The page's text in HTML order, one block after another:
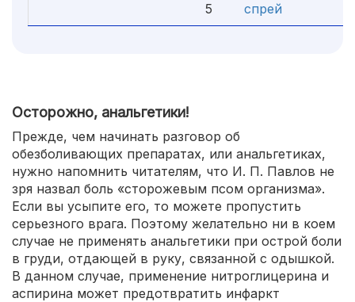
5
спрей
Осторожно, анальгетики!
Прежде, чем начинать разговор об
обезболивающих препаратах, или анальгетиках,
нужно напомнить читателям, что И. П. Павлов не
зря назвал боль «сторожевым псом организма».
Если вы усыпите его, то можете пропустить
серьезного врага. Поэтому желательно ни в коем
случае не применять анальгетики при острой боли
в груди, отдающей в руку, связанной с одышкой.
В данном случае, применение нитроглицерина и
аспирина может предотвратить инфаркт